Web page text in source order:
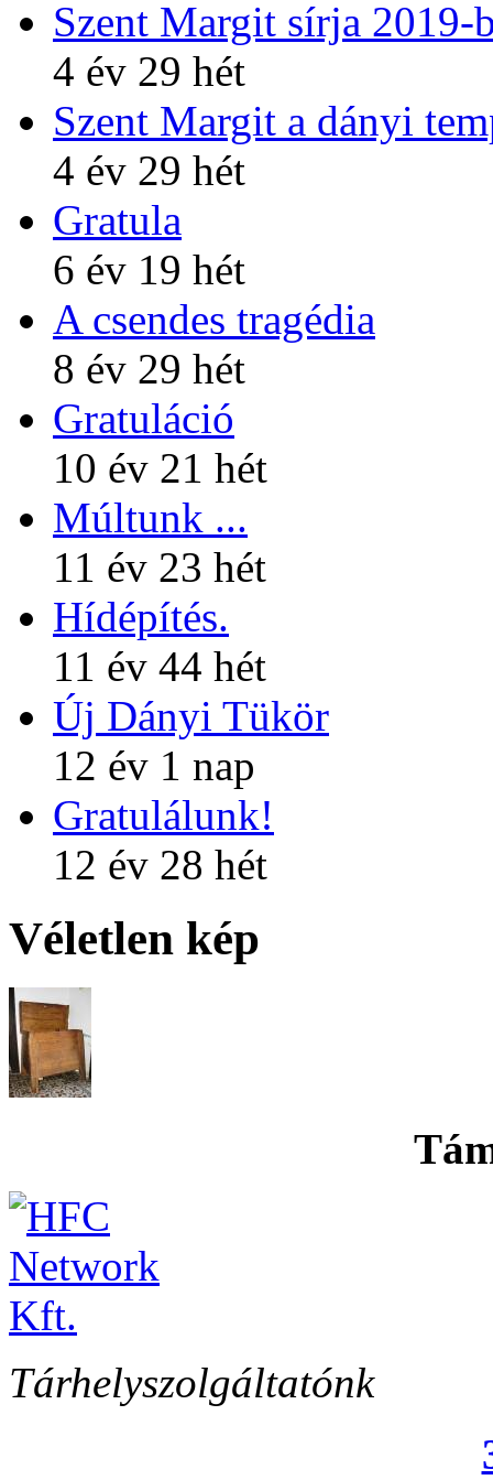
Szent Margit sírja 2019-
4 év 29 hét
Szent Margit a dányi
4 év 29 hét
Gratula
6 év 19 hét
A csendes tragédia
8 év 29 hét
Gratuláció
10 év 21 hét
Múltunk ...
11 év 23 hét
Hídépítés.
11 év 44 hét
Új Dányi Tükör
12 év 1 nap
Gratulálunk!
12 év 28 hét
Véletlen kép
Tárhelyszolgáltatónk